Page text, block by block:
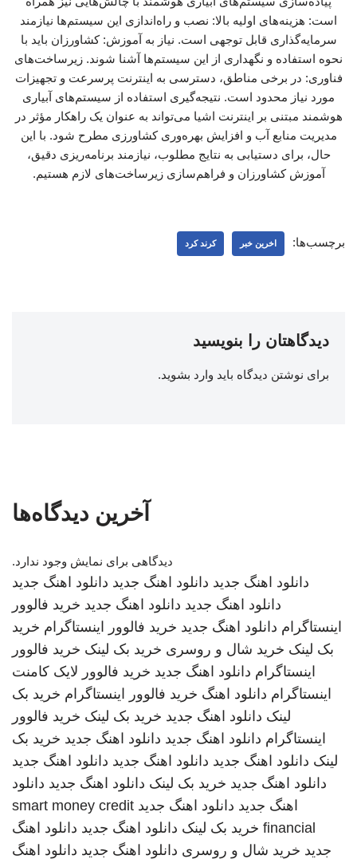
است: هزینه‌های اولیه بالا: نصب و راه‌اندازی این سیستم‌ها نیازمند
سرمایه‌گذاری قابل توجهی است. نیاز به آموزش: کشاورزان باید با
نحوه استفاده و نگهداری از این سیستم‌ها آشنا شوند. زیرساخت‌های
فناوری: در برخی مناطق، دسترسی به اینترنت پرسرعت و تجهیزات
مورد نیاز محدود است. نتیجه‌گیری استفاده از سیستم‌های آبیاری
هوشمند مبتنی بر اینترنت اشیا می‌تواند به عنوان یک راهکار مؤثر در
مدیریت منابع آب و افزایش بهره‌وری کشاورزی مطرح شود. با این
حال، برای دستیابی به نتایج مطلوب، نیازمند برنامه‌ریزی دقیق،
آموزش کشاورزان و فراهم‌سازی زیرساخت‌های لازم هستیم.
برچسب‌ها: اخرین خبر کرند کرد
دیدگاهتان را بنویسید
برای نوشتن دیدگاه باید وارد بشوید.
آخرین دیدگاه‌ها
دیدگاهی برای نمایش وجود ندارد.
دانلود اهنگ جدید دانلود اهنگ جدید دانلود اهنگ جدید
دانلود اهنگ جدید دانلود اهنگ جدید خرید فالوور
اینستاگرام دانلود اهنگ جدید خرید فالوور اینستاگرام خرید
بک لینک خرید شال و روسری خرید بک لینک خرید فالوور
اینستاگرام دانلود اهنگ جدید خرید فالوور لایک کامنت
اینستاگرام دانلود اهنگ خرید فالوور اینستاگرام خرید بک
لینک دانلود اهنگ جدید خرید بک لینک خرید فالوور
اینستاگرام دانلود اهنگ جدید دانلود اهنگ جدید خرید بک
لینک دانلود اهنگ جدید دانلود اهنگ جدید دانلود اهنگ جدید
دانلود اهنگ جدید خرید بک لینک دانلود اهنگ جدید دانلود
اهنگ جدید دانلود اهنگ جدید smart money credit
financial خرید بک لینک دانلود اهنگ جدید دانلود اهنگ
جدید خرید شال و روسری دانلود اهنگ جدید دانلود اهنگ